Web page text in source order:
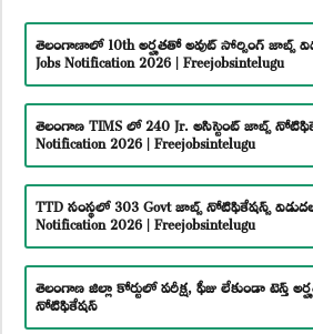
తెలంగాణాలో 10th అర్హతతో అవుట్ సోర్సింగ్ జాబ్స్
Jobs Notification 2026 | Freejobsintelugu
తెలంగాణ TIMS లో 240 Jr. అసిస్టెంట్ జాబ్స్
Notification 2026 | Freejobsintelugu
TTD సంస్థలో 303 Govt జాబ్స్ నోటిఫికేషన్స్
Notification 2026 | Freejobsintelugu
తెలంగాణ జిల్లా కోర్టులో పరీక్ష, ఫీజు లేకుండా టెన్త్
నోటిఫికేషన్